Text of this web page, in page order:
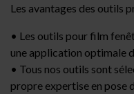
Les avantages des outils
• Les outils pour film
une application optimale
• Tous nos outils sont
propre expertise en pose